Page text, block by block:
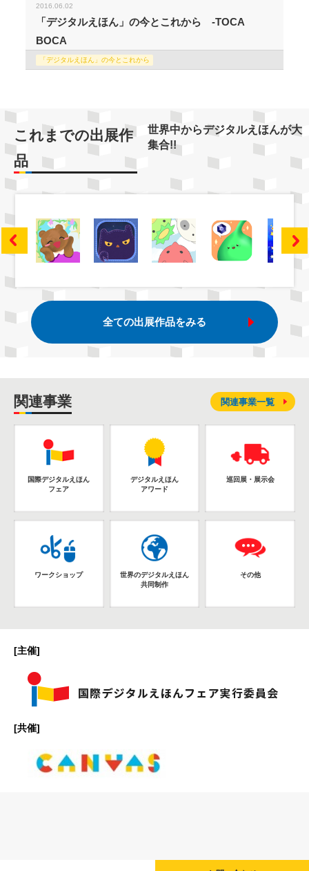
2016.06.02
「デジタルえほん」の今とこれから -TOCA
BOCA
「デジタルえほん」の今とこれから
これまでの出展作
品
世界中からデジタルえほんが大
集合!!
全ての出展作品をみる
関連事業
国際デジタルえほん
フェア
デジタルえほん
アワード
巡回展・展示会
ワークショップ
世界のデジタルえほん
共同制作
その他
関連事業一覧
[主催]
[共催]